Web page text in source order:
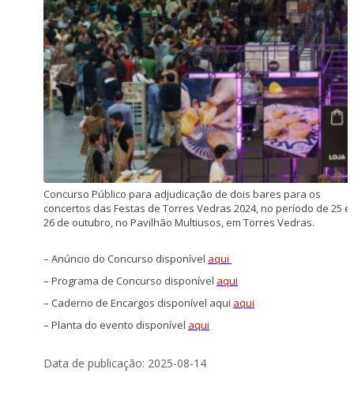
Concurso Público para adjudicação de dois bares para os
concertos das Festas de Torres Vedras 2024, no período de 25 e
26 de outubro, no Pavilhão Multiusos, em Torres Vedras.
– Anúncio do Concurso disponível aqui
– Programa de Concurso disponível aqui
– Caderno de Encargos disponível aqui aqui
– Planta do evento disponível aqui
Data de publicação: 2025-08-14